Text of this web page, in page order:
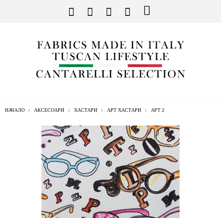
НАЧАЛО АКСЕСОАРИ ХАСТАРИ АРТ ХАСТАРИ АРТ 2